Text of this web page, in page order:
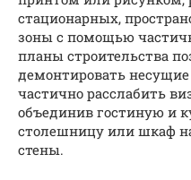
стационарных,
зоны с помощью
планы строительства
демонтировать
частично расслабить
объединив гостиную и
столешницу или шкаф
стены.